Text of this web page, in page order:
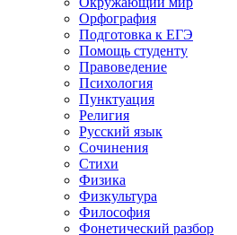
Орфография
Подготовка к ЕГЭ
Помощь студенту
Правоведение
Психология
Пунктуация
Религия
Русский язык
Сочинения
Стихи
Физика
Физкультура
Философия
Фонетический разбор